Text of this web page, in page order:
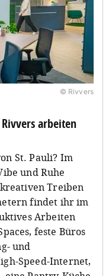
© Rivvers
arbeiten
St. Pauli? Im
und Ruhe
Treiben
findet ihr im
Arbeiten
feste Büros
und
Speed-Internet,